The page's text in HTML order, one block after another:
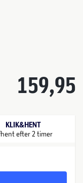
159,95
KLIK&HENT
efter 2 timer